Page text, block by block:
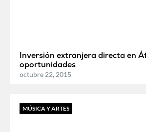
Inversión extranjera directa en
oportunidades
octubre 22, 2015
MÚSICA Y ARTES